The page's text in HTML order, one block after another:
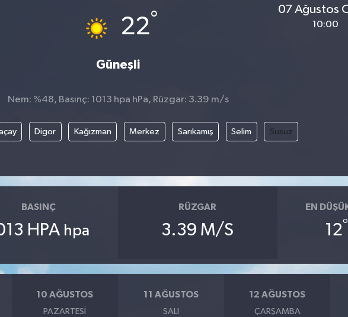
22°
Güneşli
07 Ağustos
10:00
Nem: %48, Basınç: 1013 hpa hPa, Rüzgar: 3.39 m/s
Digor Kağızman Merkez Sarıkamış Selim Susuz
BASINÇ
HPA hpa
RÜZGAR
3.39 M/S
EN
12°
10 AĞUSTOS
PAZARTESI
11 AĞUSTOS
SALI
12 AĞUSTOS
ÇARŞAMBA